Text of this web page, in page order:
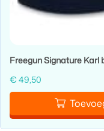
Freegun Signature Karl
€ 49,50